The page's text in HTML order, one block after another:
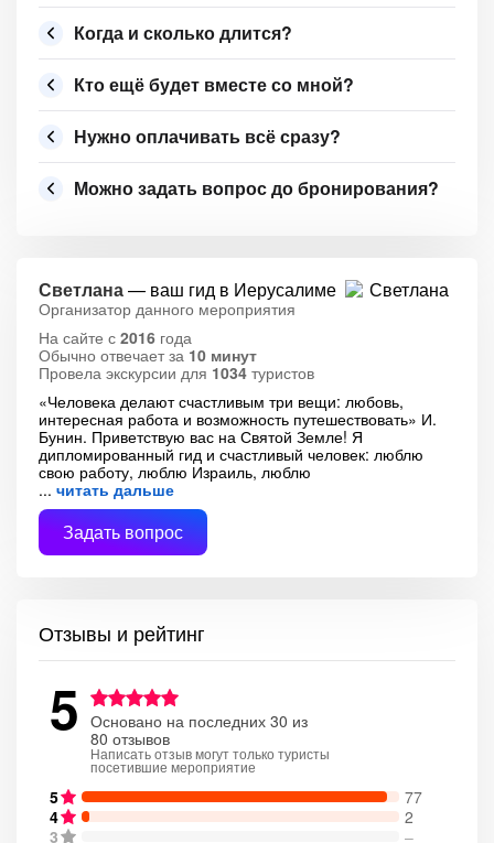
Когда и сколько длится?
Кто ещё будет вместе со мной?
Нужно оплачивать всё сразу?
Можно задать вопрос до бронирования?
Светлана— ваш гид в Иерусалиме
Организатор данного мероприятия
На сайте с 2016 года
Обычно отвечает за 10 минут
Провела экскурсии для 1034 туристов
«Человека делают счастливым три вещи: любовь,
интересная работа и возможность путешествовать» И.
Бунин. Приветствую вас на Святой Земле! Я
дипломированный гид и счастливый человек: люблю
свою работу, люблю Израиль, люблю
читать дальше
Задать вопрос
Отзывы и рейтинг
5 Основано на последних 30 из
80 отзывов
Написать отзыв могут только туристы
посетившие мероприятие
5
77
4
2
3
–